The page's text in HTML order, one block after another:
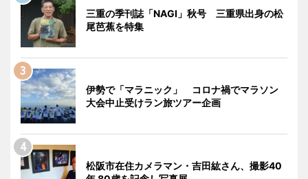
三重の季刊誌「NAGI」秋号 三重県出身の松
尾芭蕉を特集
伊勢で「マラニック」 コロナ禍でマラソン
大会中止受けラン旅ツアー企画
松阪市在住カメラマン・吉田紘さん、撮影40